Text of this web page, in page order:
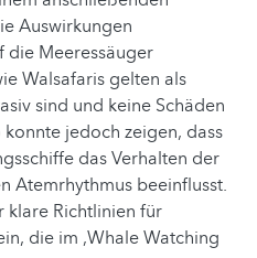
Auswirkungen
die Meeressäuger
Walsafaris gelten als
sind und keine Schäden
jedoch zeigen, dass
das Verhalten der
Atemrhythmus beeinflusst.
klare Richtlinien für
die im ‚Whale Watching